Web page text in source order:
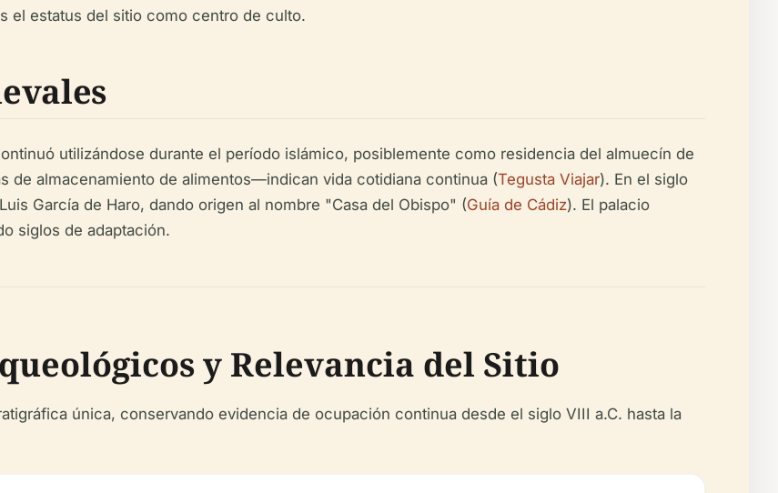
el estatus del sitio como centro de culto.
utilizándose durante el período islámico, posiblemente como residencia del almuecín de
de almacenamiento de alimentos—indican vida cotidiana continua (Tegusta Viajar). En el siglo
García de Haro, dando origen al nombre "Casa del Obispo" (Guía de Cádiz). El palacio
siglos de adaptación.
y Relevancia del Sitio
única, conservando evidencia de ocupación continua desde el siglo VIII a.C. hasta la